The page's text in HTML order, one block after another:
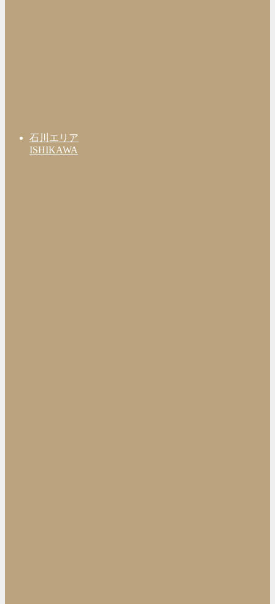
石川エリア
ISHIKAWA